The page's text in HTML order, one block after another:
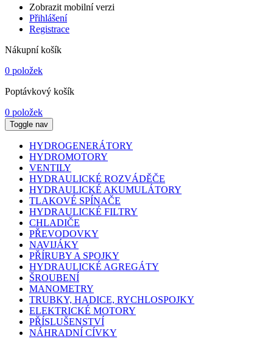
Zobrazit mobilní verzi
Přihlášení
Registrace
Nákupní košík
0 položek
Poptávkový košík
0 položek
Toggle nav
HYDROGENERÁTORY
HYDROMOTORY
VENTILY
HYDRAULICKÉ ROZVÁDĚČE
HYDRAULICKÉ AKUMULÁTORY
TLAKOVÉ SPÍNAČE
HYDRAULICKÉ FILTRY
CHLADIČE
PŘEVODOVKY
NAVIJÁKY
PŘÍRUBY A SPOJKY
HYDRAULICKÉ AGREGÁTY
ŠROUBENÍ
MANOMETRY
TRUBKY, HADICE, RYCHLOSPOJKY
ELEKTRICKÉ MOTORY
PŘÍSLUŠENSTVÍ
NÁHRADNÍ CÍVKY